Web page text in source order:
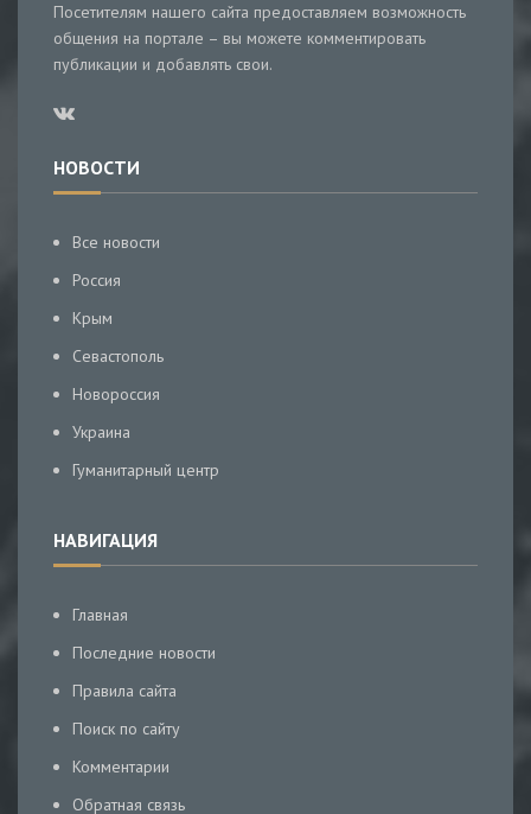
Посетителям нашего сайта предоставляем возможность
общения на портале – вы можете комментировать
публикации и добавлять свои.
НОВОСТИ
Все новости
Россия
Крым
Севастополь
Новороссия
Украина
Гуманитарный центр
НАВИГАЦИЯ
Главная
Последние новости
Правила сайта
Поиск по сайту
Комментарии
Обратная связь